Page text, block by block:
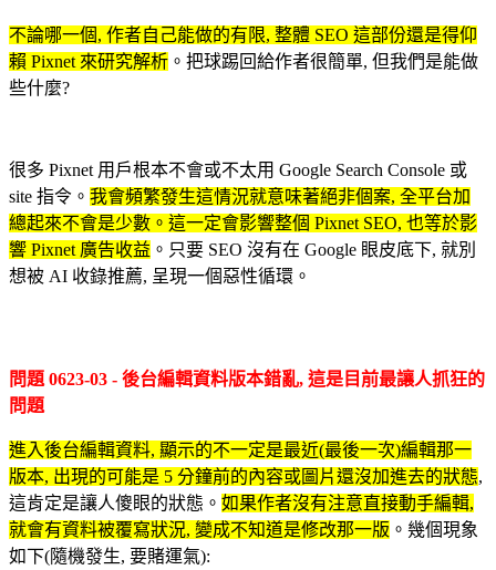
不論哪一個, 作者自己能做的有限, 整體 SEO 這部份還是得仰
賴 Pixnet 來研究解析 。把球踢回給作者很簡單, 但我們是能做
些什麼?
很多 Pixnet 用戶根本不會或不太用 Google Search Console 或
site 指令。 我會頻繁發生這情況就意味著絕非個案, 全平台加
總起來不會是少數。這一定會影響整個 Pixnet SEO, 也等於影
響 Pixnet 廣告收益 。只要 SEO 沒有在 Google 眼皮底下, 就別
想被 AI 收錄推薦, 呈現一個惡性循環。
問題 0623-03 - 後台編輯資料版本錯亂, 這是目前最讓人抓狂的
問題
進入後台編輯資料, 顯示的不一定是最近(最後一次)編輯那一
版本, 出現的可能是 5 分鐘前的內容或圖片還沒加進去的狀態,
這肯定是讓人傻眼的狀態 。 如果作者沒有注意直接動手編輯,
就會有資料被覆寫狀況, 變成不知道是修改那一版 。幾個現象
如下(隨機發生, 要賭運氣):